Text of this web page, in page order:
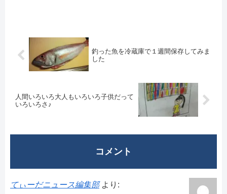
釣った魚を冷蔵庫で１週間保存してみま
した
人間いろいろ大人もいろいろ子供だって
いろいろさ♪
コメント
てぃーだニュース編集部 より: